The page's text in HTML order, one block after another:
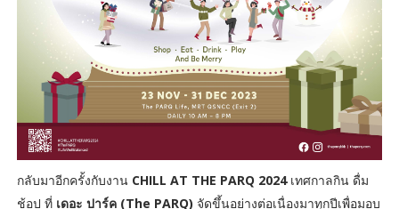
กลับมาอีกครั้งกับงาน CHILL AT THE PARQ 2024เทศกาลกิน ดื่ม
ช้อป ที่ เดอะ ปาร์ค (The PARQ) จัดขึ้นอย่างต่อเนื่องมาทุกปีเพื่อมอบ